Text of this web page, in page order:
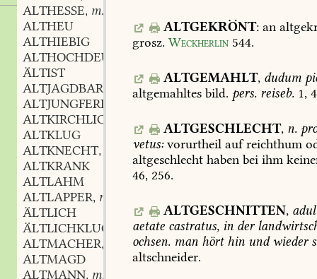
ALTHESSE, m.
ALTHEU
ALTHIEBIG
ALTHOCHDEUTSCH
ÄLTIST
ALTJAGDBAR
ALTJUNGFERLICH
ALTKIRCHLICH
ALTKLUG
ALTKNECHT,
ALTKRANK
ALTLAHM
ALTLAPPER, m.
ÄLTLICH
ÄLTLICHKLUG
ALTMACHER,
ALTMAGD
ALTMANN, m.
ALTGEKRÖNT:an
grosz. Weckherlin 544.
ALTGEMAHLT, dudum
altgemahltes bild. pers. reiseb. 1,
ALTGESCHLECHT, n.
vetus:vorurtheil aufreichthum
altgeschlecht haben bei ihm
46, 256.
ALTGESCHNITTEN,
aetate castratus, in der
ochsen. man hörthin undwieder
altschneider.